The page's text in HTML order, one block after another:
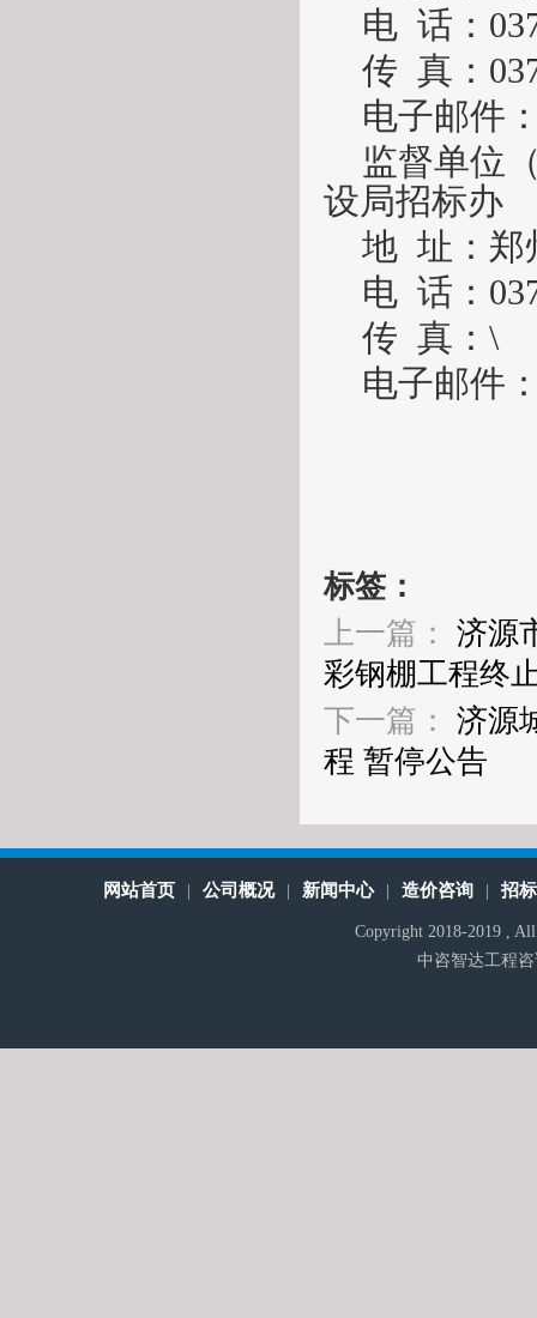
电 话：
传 真：
电子邮件
监督单位
设局招标办
地 址： 郑
电 话：
传 真： \
电子邮件
标签：
上一篇： 济源
彩钢棚工程终
下一篇： 济源
程 暂停公告
网站首页 公司概况 新闻中心 造价咨询 招
Copyright 2018-2019 ,
中咨智达工程